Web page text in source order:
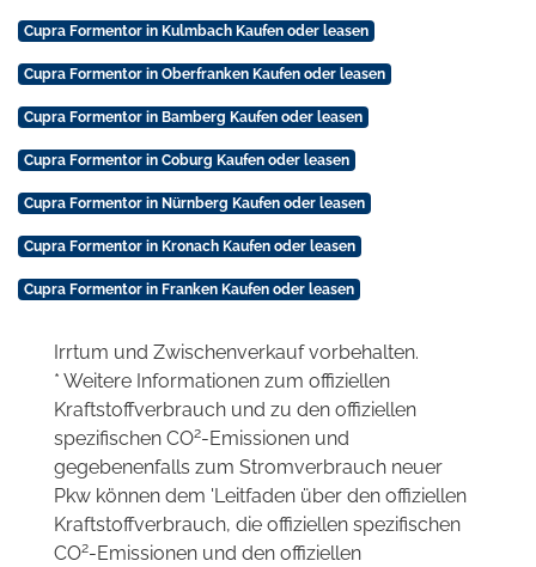
Cupra Formentor in Kulmbach Kaufen oder leasen
Cupra Formentor in Oberfranken Kaufen oder leasen
Cupra Formentor in Bamberg Kaufen oder leasen
Cupra Formentor in Coburg Kaufen oder leasen
Cupra Formentor in Nürnberg Kaufen oder leasen
Cupra Formentor in Kronach Kaufen oder leasen
Cupra Formentor in Franken Kaufen oder leasen
Irrtum und Zwischenverkauf vorbehalten.
* Weitere Informationen zum offiziellen
Kraftstoffverbrauch und zu den offiziellen
spezifischen CO2-Emissionen und
gegebenenfalls zum Stromverbrauch neuer
Pkw können dem 'Leitfaden über den offiziellen
Kraftstoffverbrauch, die offiziellen spezifischen
CO2-Emissionen und den offiziellen